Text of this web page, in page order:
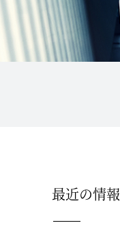
最近の情報